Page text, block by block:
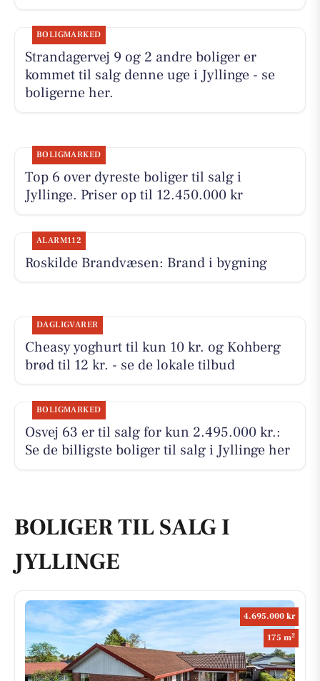
BOLIGMARKED
Strandagervej 9 og 2 andre boliger er
kommet til salg denne uge i Jyllinge - se
boligerne her.
BOLIGMARKED
Top 6 over dyreste boliger til salg i
Jyllinge. Priser op til 12.450.000 kr
ALARM112
Roskilde Brandvæsen: Brand i bygning
DAGLIGVARER
Cheasy yoghurt til kun 10 kr. og Kohberg
brød til 12 kr. - se de lokale tilbud
BOLIGMARKED
Osvej 63 er til salg for kun 2.495.000 kr.:
Se de billigste boliger til salg i Jyllinge her
BOLIGER TIL SALG I
JYLLINGE
4.695.000 kr
175 m2